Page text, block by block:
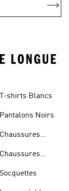
LONGUE
T-shirts Blancs
Pantalons Noirs
Chaussures
Chaussures
Socquettes